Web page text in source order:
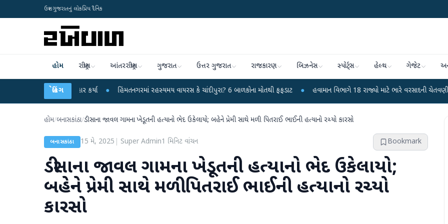
ઉત્તર ગુજરાતનું લોકપ્રિય દૈનિક
હોમ રાષ્ટ્રીય આંતરરાષ્ટ્રીય ગુજરાત ઉત્તર ગુજરાત રાજકારણ બિઝનેસ સ્પોર્ટ્સ હેલ્થ ગેજેટ
બ્રેકિંગ
પર પ્રહાર કર્યા ● હિંમતનગરમાં રહસ્યમય વાયરસ કે ચાંદીપુરા? 6 બાળકોના મોતથી ફફડાટ ● હવામાન વિભાગે 18 રાજ્યો માટે ભારે વરસાદની ચેતવણી જારી કરી ●
હોમ/બનાસકાંઠા/ડીસાના જાવલ ગામના ખેડૂતની હત્યાનો ભેદ ઉકેલાયો; બહેને પ્રેમી સાથે મળી પિતરાઈ ભાઈની હત્યાનો રચ્યો કારસો
બનાસકાંઠા 15 મે, 2025 Super Admin1 મિનિટ વાંચન Bookmark
ડીસાના જાવલ ગામના ખેડૂતની હત્યાનો ભેદ ઉકેલાયો;
બહેને પ્રેમી સાથે મળી પિતરાઈ ભાઈની હત્યાનો રચ્યો
કારસો